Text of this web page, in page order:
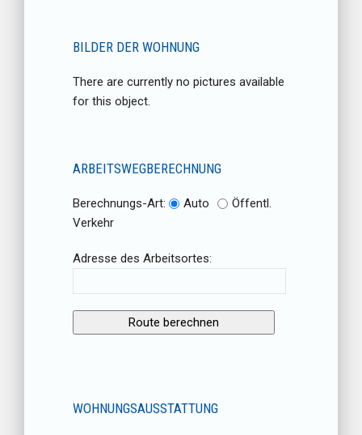
BILDER DER WOHNUNG
There are currently no pictures available
for this object.
ARBEITSWEGBERECHNUNG
Berechnungs-Art: Auto
Öffentl.
Verkehr
Adresse des Arbeitsortes:
WOHNUNGSAUSSTATTUNG